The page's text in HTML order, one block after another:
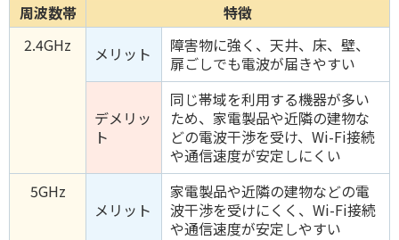
周波数帯
特徴
2.4GHz
メリット
障害物に強く、天井、床、壁、
扉ごしでも電波が届きやすい
デメリッ
ト
同じ帯域を利用する機器が多い
ため、家電製品や近隣の建物な
どの電波干渉を受け、Wi-Fi接続
や通信速度が安定しにくい
5GHz
メリット
家電製品や近隣の建物などの電
波干渉を受けにくく、Wi-Fi接続
や通信速度が安定しやすい